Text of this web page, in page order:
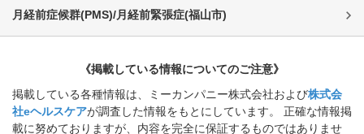
月経前症候群(PMS)/月経前緊張症(福山市)
《掲載している情報についてのご注意》
掲載している各種情報は、ミーカンパニー株式会社および株式会
社eヘルスケアが調査した情報をもとにしています。 正確な情報掲
載に努めておりますが、内容を完全に保証するものではありませ